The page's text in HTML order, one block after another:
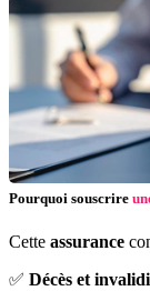
Pourquoi souscrire
Cette assurance
✅ Décès et